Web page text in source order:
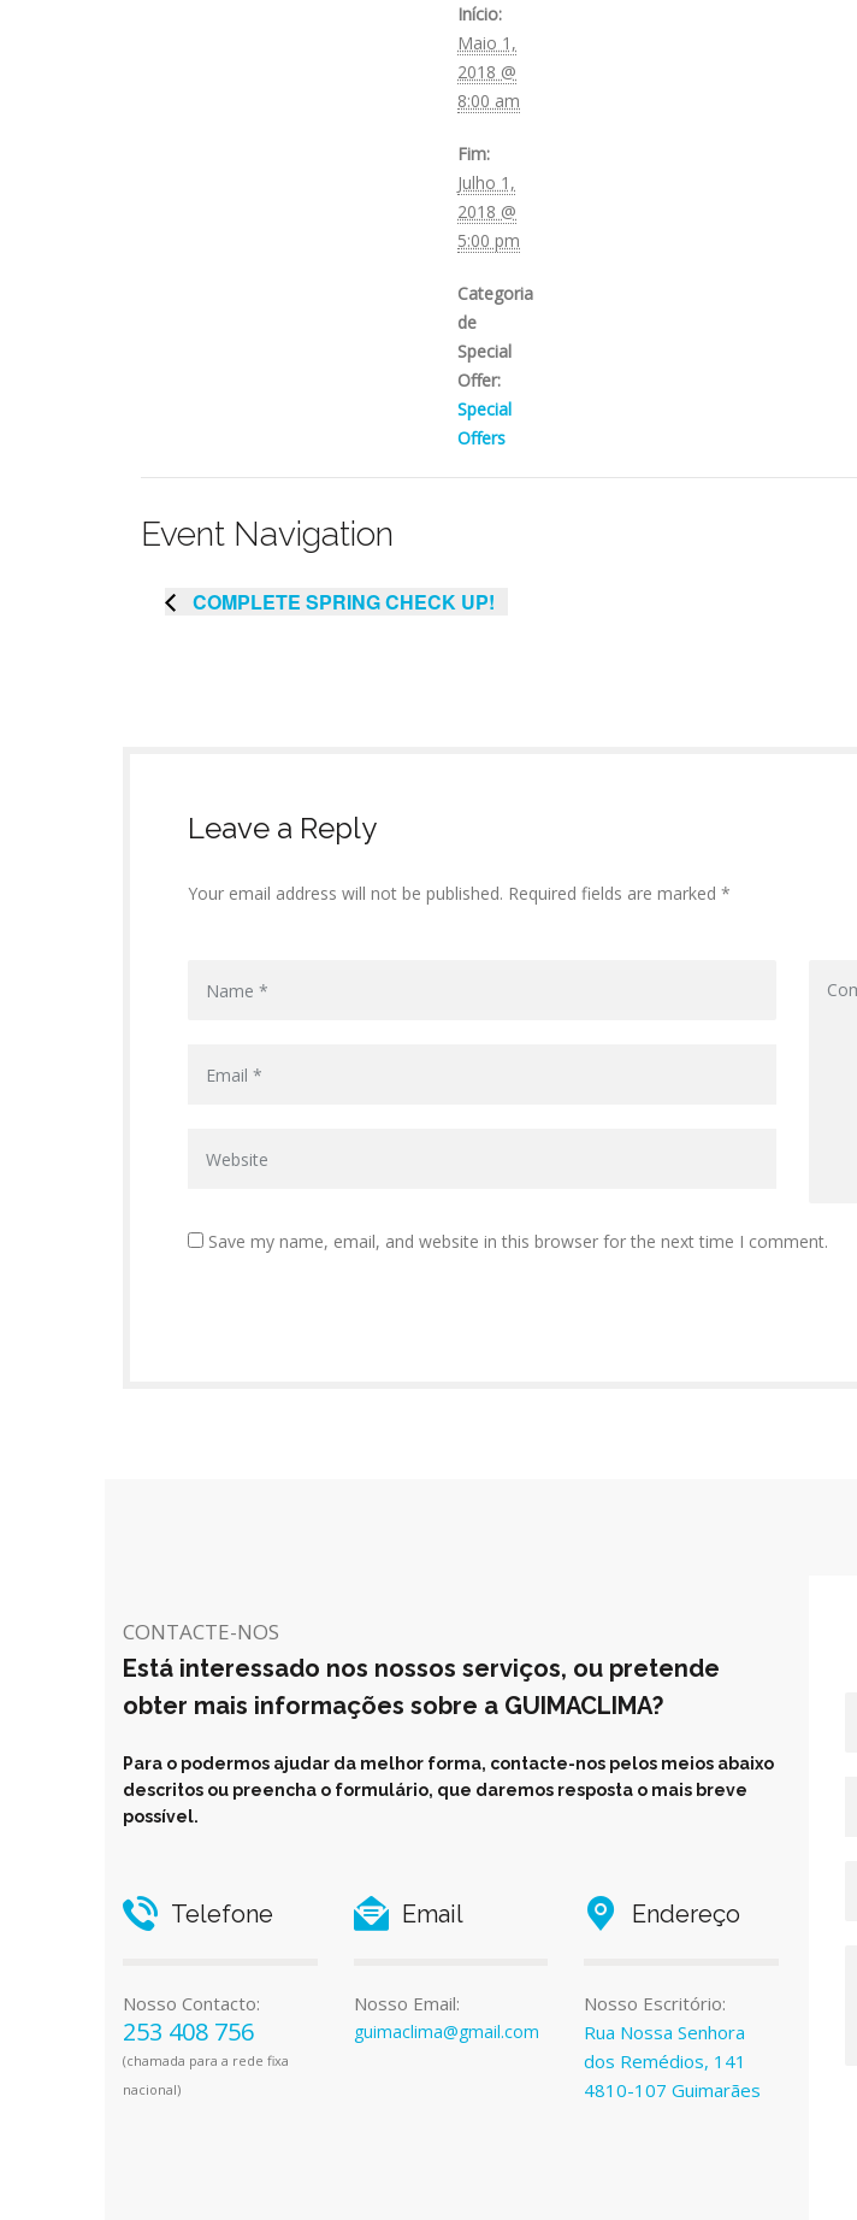
Início:
Maio 1,
2018 @
8:00 am
Fim:
Julho 1,
2018 @
5:00 pm
Categoria
de
Special
Offer:
Special
Offers
Event Navigation
COMPLETE SPRING CHECK UP!
Leave a Reply
Your email address will not be published. Required fields are marked *
Save my name, email, and website in this browser for the next time I comment.
CONTACTE-NOS
Está interessado nos nossos serviços, ou pretende
obter mais informações sobre a GUIMACLIMA?
Para o podermos ajudar da melhor forma, contacte-nos pelos meios abaixo
descritos ou preencha o formulário, que daremos resposta o mais breve
possível.
Telefone
Nosso Contacto:
253 408 756
(chamada para a rede fixa
nacional)
Email
Nosso Email:
guimaclima@gmail.com
Endereço
Nosso Escritório:
Rua Nossa Senhora
dos Remédios, 141
4810-107 Guimarães